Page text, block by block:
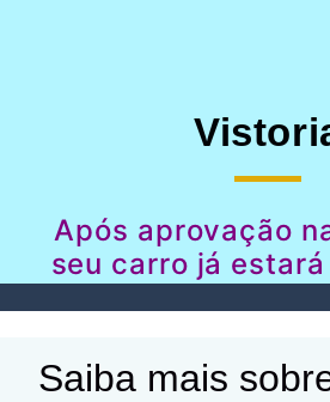
Após aprovação
seu carro já
Saiba mais